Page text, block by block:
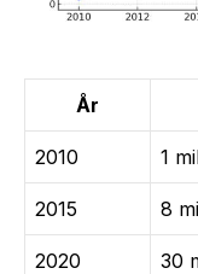
År
2010 1
2015 8
2020 30